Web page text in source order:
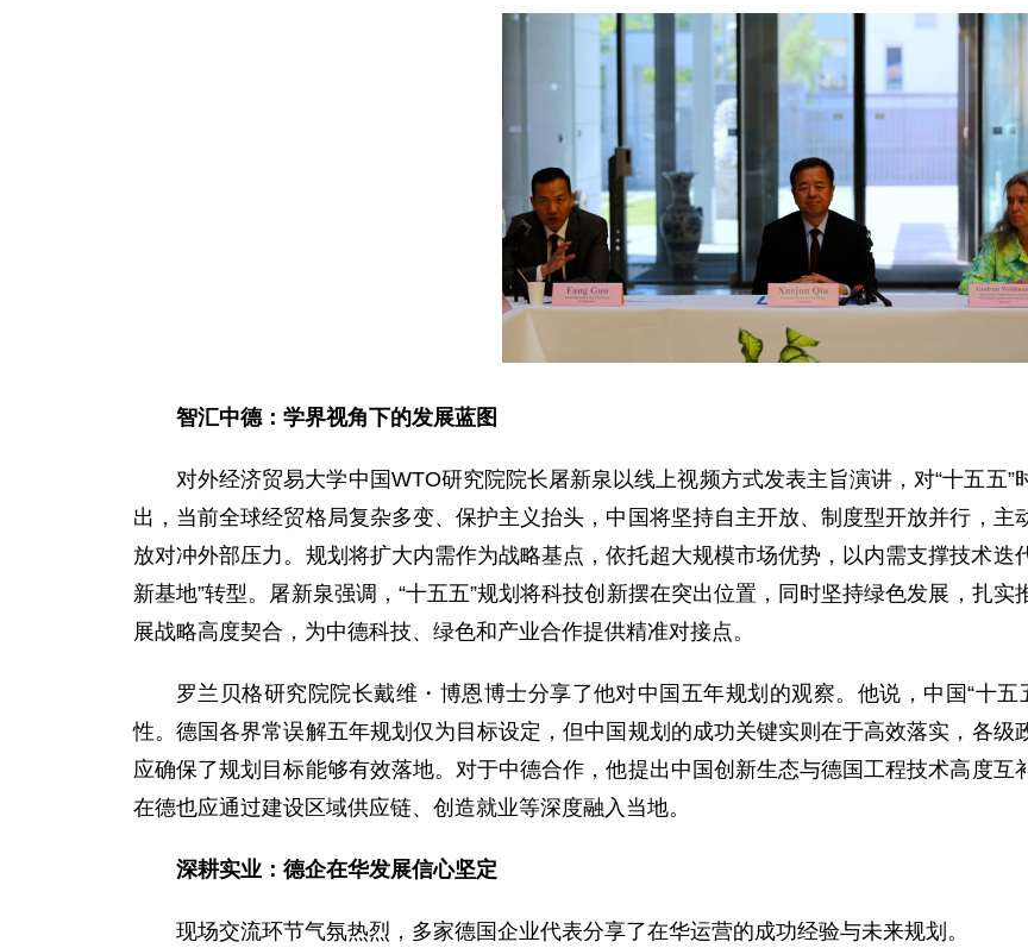
智汇中德：学界视角下的发展蓝图
对外经济贸易大学中国WTO研究院院长屠新泉以线上视频方式发表主旨演讲，对“十五五
出，当前全球经贸格局复杂多变、保护主义抬头，中国将坚持自主开放、制度型开放并行，
放对冲外部压力。规划将扩大内需作为战略基点，依托超大规模市场优势，以内需支撑技术迭
新基地”转型。屠新泉强调，“十五五”规划将科技创新摆在突出位置，同时坚持绿色发展，扎
展战略高度契合，为中德科技、绿色和产业合作提供精准对接点。
罗兰贝格研究院院长戴维・博恩博士分享了他对中国五年规划的观察。他说，中国“十
性。德国各界常误解五年规划仅为目标设定，但中国规划的成功关键实则在于高效落实，各
应确保了规划目标能够有效落地。对于中德合作，他提出中国创新生态与德国工程技术高度
在德也应通过建设区域供应链、创造就业等深度融入当地。
深耕实业：德企在华发展信心坚定
现场交流环节气氛热烈，多家德国企业代表分享了在华运营的成功经验与未来规划。